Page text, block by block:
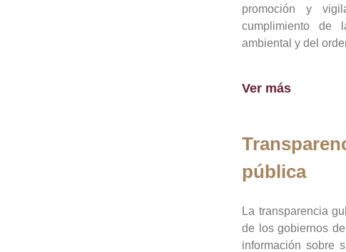
promoción y
cumplimiento de
ambiental y del
Ver más
pública
La transparencia
de los gobiernos
información sobre